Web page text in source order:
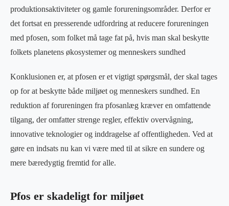
produktionsaktiviteter og gamle forureningsområder. Derfor er
det fortsat en presserende udfordring at reducere forureningen
med pfosen, som folket må tage fat på, hvis man skal beskytte
folkets planetens økosystemer og menneskers sundhed
Konklusionen er, at pfosen er et vigtigt spørgsmål, der skal tages
op for at beskytte både miljøet og menneskers sundhed. En
reduktion af forureningen fra pfosanlæg kræver en omfattende
tilgang, der omfatter strenge regler, effektiv overvågning,
innovative teknologier og inddragelse af offentligheden. Ved at
gøre en indsats nu kan vi være med til at sikre en sundere og
mere bæredygtig fremtid for alle.
Pfos er skadeligt for miljøet